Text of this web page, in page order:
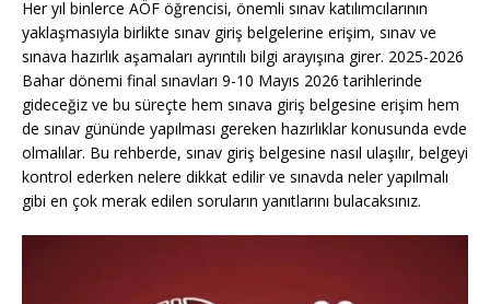
Her yıl binlerce AÖF öğrencisi, önemli sınav katılımcılarının
yaklaşmasıyla birlikte sınav giriş belgelerine erişim, sınav ve
sınava hazırlık aşamaları ayrıntılı bilgi arayışına girer. 2025-2026
Bahar dönemi final sınavları 9-10 Mayıs 2026 tarihlerinde
gideceğiz ve bu süreçte hem sınava giriş belgesine erişim hem
de sınav gününde yapılması gereken hazırlıklar konusunda evde
olmalılar. Bu rehberde, sınav giriş belgesine nasıl ulaşılır, belgeyi
kontrol ederken nelere dikkat edilir ve sınavda neler yapılmalı
gibi en çok merak edilen soruların yanıtlarını bulacaksınız.